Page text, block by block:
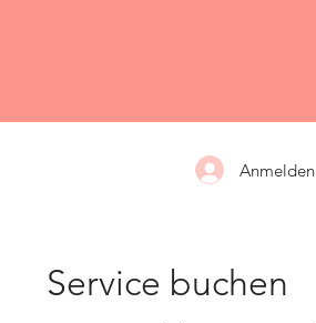
Service buchen
Anmelden